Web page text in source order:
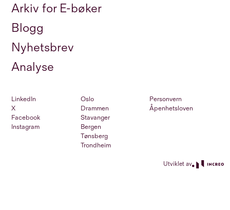
Arkiv for E-bøker
Blogg
Nyhetsbrev
Analyse
LinkedIn
X
Facebook
Instagram
Oslo
Drammen
Stavanger
Bergen
Tønsberg
Trondheim
Personvern
Åpenhetsloven
Utviklet av